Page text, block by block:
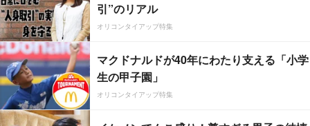
引”のリアル
オリコンタイアップ特集
マクドナルドが40年にわたり支える「小学
生の甲子園」
オリコンタイアップ特集